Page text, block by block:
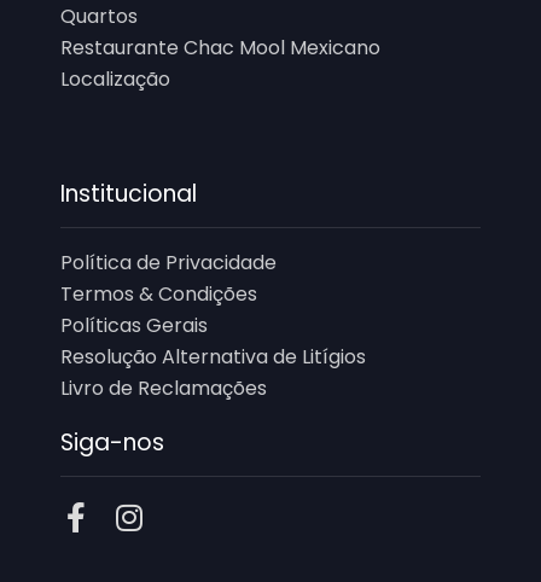
Quartos
Restaurante Chac Mool Mexicano
Localização
Institucional
Política de Privacidade
Termos & Condições
Políticas Gerais
Resolução Alternativa de Litígios
Livro de Reclamações
Siga-nos